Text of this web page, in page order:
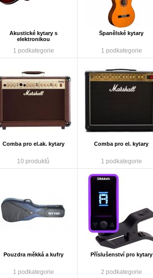
Akustické kytary s
elektronikou
1 podkategorie
Španělské kytary
1 podkategorie
Comba pro el.ak. kytary
10 produktů
Comba pro el. kytary
1 podkategorie
Pouzdra měkká a kufry
1 podkategorie
Příslušenství pro kytary
2 podkategorie